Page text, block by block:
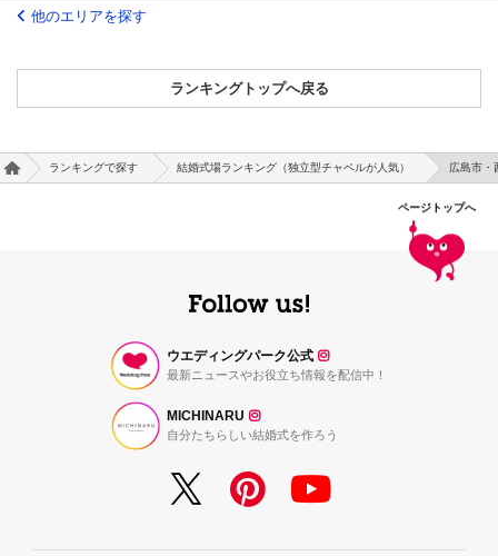
他のエリアを探す
ランキングトップへ戻る
ランキングで探す 結婚式場ランキング（独立型チャペルが人気） 広島市・
ページトップへ
ウエディングパーク公式
最新ニュースやお役立ち情報を配信中！
MICHINARU
自分たちらしい結婚式を作ろう